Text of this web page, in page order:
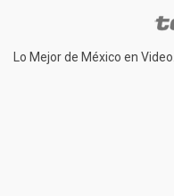
Lo Mejor de México en